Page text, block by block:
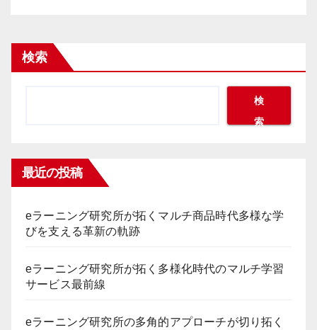
検索
検
索
最近の投稿
eラーニング研究所が拓くマルチ商品時代多様な学
びを支える革新の軌跡
eラーニング研究所が拓く多様化時代のマルチ学習
サービス最前線
eラーニング研究所の多角的アプローチが切り拓く